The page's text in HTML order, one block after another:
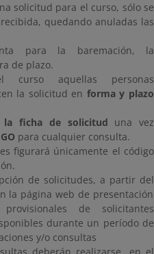
solicitud para el curso, sólo se
quedando anuladas las
para la baremación, la
de plazo.
curso aquellas personas
la solicitud en forma y plazo
la ficha de solicitud una vez
para cualquier consulta.
figurará únicamente el código
de solicitudes, a partir del
la página web de presentación
de solicitantes
durante un período de
y/o consultas